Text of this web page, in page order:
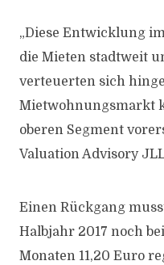
„Diese Entwicklung
die Mieten stadtweit
verteuerten sich
Mietwohnungsmarkt
oberen Segment
Valuation Advisory
Einen Rückgang
Halbjahr 2017 noch
Monaten 11,20 Euro